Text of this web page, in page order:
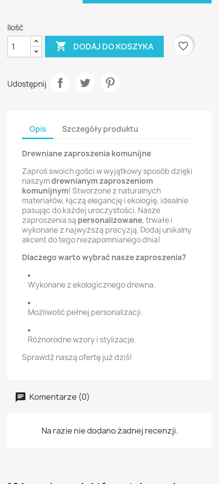
Ilość
 DODAJ DO KOSZYKA favorite_border
Udostępnij
Opis Szczegóły produktu
Drewniane zaproszenia komunijne
Zaproś swoich gości w wyjątkowy sposób dzięki
naszymdrewnianym zaproszeniom
komunijnym! Stworzone z naturalnych
materiałów, łączą elegancję i ekologię, idealnie
pasując do każdej uroczystości. Nasze
zaproszenia są personalizowane, trwałe i
wykonane z najwyższą precyzją. Dodaj unikalny
akcent do tego niezapomnianego dnia!
Dlaczego warto wybrać nasze zaproszenia?
Wykonane z ekologicznego drewna.
Możliwość pełnej personalizacji.
Różnorodne wzory i stylizacje.
Sprawdź naszą ofertę już dziś!
Komentarze (0)
Na razie nie dodano żadnej recenzji.